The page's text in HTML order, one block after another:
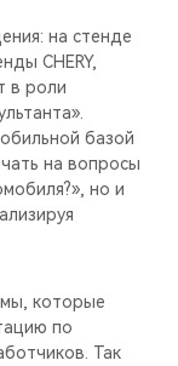
на стенде
CHERY,
в роли
базой
на вопросы
но и
которые
по
Так